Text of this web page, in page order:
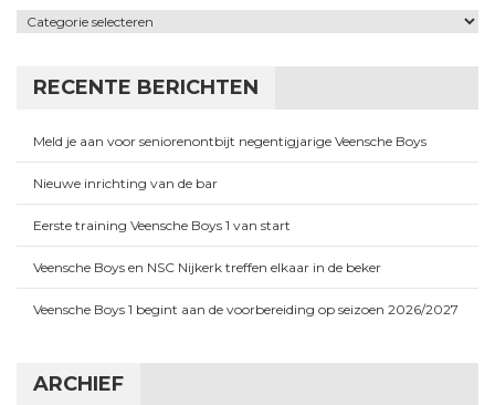
Categorieën
RECENTE BERICHTEN
Meld je aan voor seniorenontbijt negentigjarige Veensche Boys
Nieuwe inrichting van de bar
Eerste training Veensche Boys 1 van start
Veensche Boys en NSC Nijkerk treffen elkaar in de beker
Veensche Boys 1 begint aan de voorbereiding op seizoen 2026/2027
ARCHIEF